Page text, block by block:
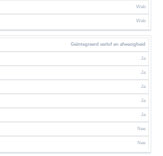
Web
Web
Geïntegreerd verlof en afwezigheid
Ja
Ja
Ja
Ja
Ja
Nee
Nee